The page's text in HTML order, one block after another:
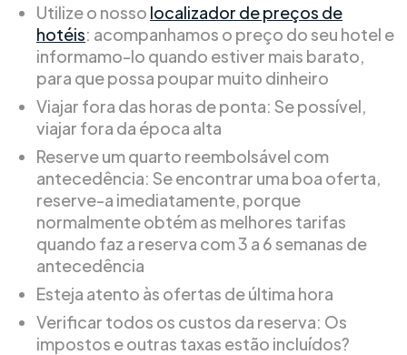
Utilize o nosso localizador de preços de
hotéis: acompanhamos o preço do seu hotel e
informamo-lo quando estiver mais barato,
para que possa poupar muito dinheiro
Viajar fora das horas de ponta: Se possível,
viajar fora da época alta
Reserve um quarto reembolsável com
antecedência: Se encontrar uma boa oferta,
reserve-a imediatamente, porque
normalmente obtém as melhores tarifas
quando faz a reserva com 3 a 6 semanas de
antecedência
Esteja atento às ofertas de última hora
Verificar todos os custos da reserva: Os
impostos e outras taxas estão incluídos?